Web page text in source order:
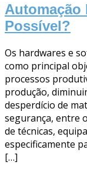
Possível?
Os hardwares e
como principal
processos
produção,
desperdício de
segurança, entre
de técnicas,
especificamente
[…]